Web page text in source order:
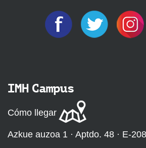
IMH Campus
Cómo llegar
Azkue auzoa 1 · Aptdo. 48 · E-